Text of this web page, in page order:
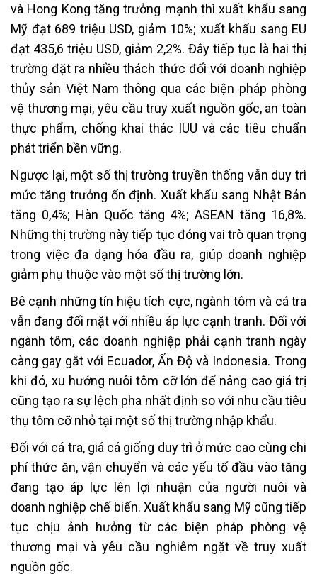
và Hong Kong tăng trưởng mạnh thì xuất khẩu sang
Mỹ đạt 689 triệu USD, giảm 10%; xuất khẩu sang EU
đạt 435,6 triệu USD, giảm 2,2%. Đây tiếp tục là hai thị
trường đặt ra nhiều thách thức đối với doanh nghiệp
thủy sản Việt Nam thông qua các biện pháp phòng
vệ thương mại, yêu cầu truy xuất nguồn gốc, an toàn
thực phẩm, chống khai thác IUU và các tiêu chuẩn
phát triển bền vững.
Ngược lại, một số thị trường truyền thống vẫn duy trì
mức tăng trưởng ổn định. Xuất khẩu sang Nhật Bản
tăng 0,4%; Hàn Quốc tăng 4%; ASEAN tăng 16,8%.
Những thị trường này tiếp tục đóng vai trò quan trọng
trong việc đa dạng hóa đầu ra, giúp doanh nghiệp
giảm phụ thuộc vào một số thị trường lớn.
Bê cạnh những tín hiệu tích cực, ngành tôm và cá tra
vẫn đang đối mặt với nhiều áp lực cạnh tranh. Đối với
ngành tôm, các doanh nghiệp phải cạnh tranh ngày
càng gay gắt với Ecuador, Ấn Độ và Indonesia. Trong
khi đó, xu hướng nuôi tôm cỡ lớn để nâng cao giá trị
cũng tạo ra sự lệch pha nhất định so với nhu cầu tiêu
thụ tôm cỡ nhỏ tại một số thị trường nhập khẩu.
Đối với cá tra, giá cá giống duy trì ở mức cao cùng chi
phí thức ăn, vận chuyển và các yếu tố đầu vào tăng
đang tạo áp lực lên lợi nhuận của người nuôi và
doanh nghiệp chế biến. Xuất khẩu sang Mỹ cũng tiếp
tục chịu ảnh hưởng từ các biện pháp phòng vệ
thương mại và yêu cầu nghiêm ngặt về truy xuất
nguồn gốc.